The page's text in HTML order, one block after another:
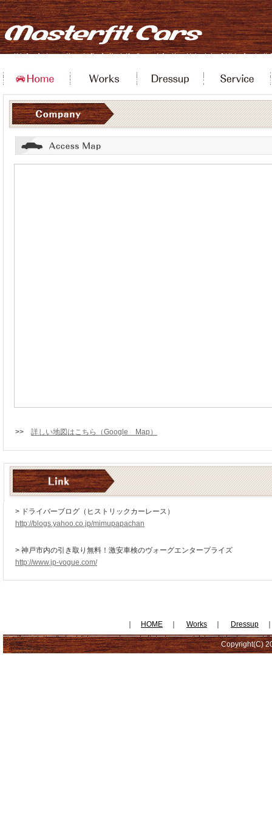
>> 詳しい地図はこちら（Google Map）
> ドライバーブログ（ヒストリックカーレース）
http://blogs.yahoo.co.jp/mimupapachan
> 神戸市内の引き取り無料！激安車検のヴォーグエンタープライズ
http://www.jp-vogue.com/
HOME Works Dressup
Copyright(C)